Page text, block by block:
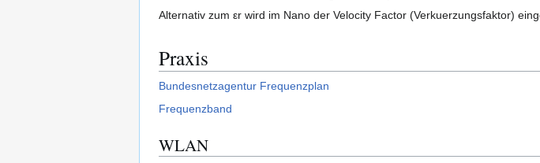
Alternativ zum εr​ wird im Nano der Velocity Factor (Verkuerzungsfaktor)
Praxis
Bundesnetzagentur Frequenzplan
Frequenzband
WLAN